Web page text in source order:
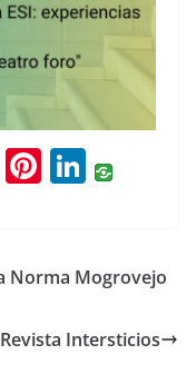
Pi
e
Li
e
n
Norma Mogrovejo
Intersticios